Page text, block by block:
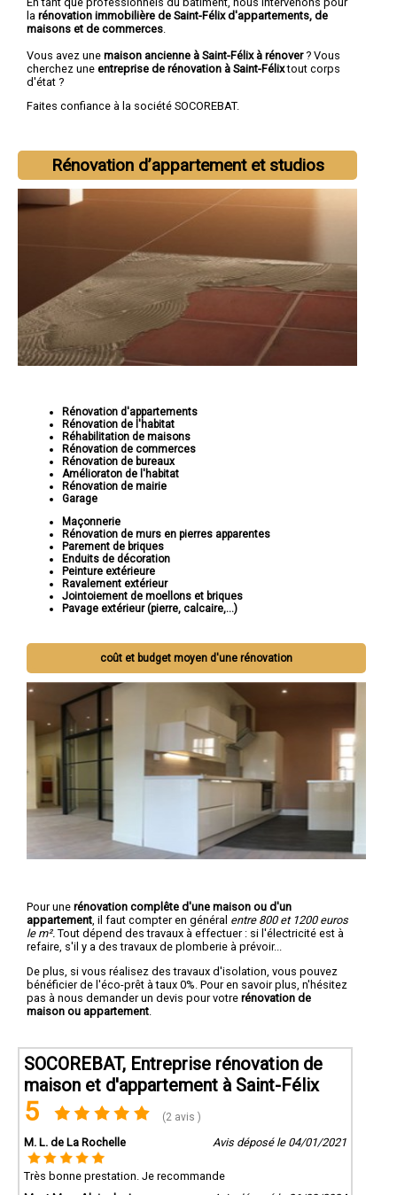
la rénovation immobilière de Saint-Félix d'appartements, de
maisons et de commerces
Vous avez une maison ancienne à Saint-Félix à rénover? Vous
cherchez une entreprise de rénovation à Saint-Félixtout corps
d'état ?
Faites confiance à la société SOCOREBAT.
Rénovation d’appartement et studios
Rénovation d'appartements
Rénovation de l'habitat
Réhabilitation de maisons
Rénovation de commerces
Rénovation de bureaux
Amélioraton de l'habitat
Rénovation de mairie
Garage
Maçonnerie
Rénovation de murs en pierres apparentes
Parement de briques
Enduits de décoration
Peinture extérieure
Ravalement extérieur
Jointoiement de moellons et briques
Pavage extérieur (pierre, calcaire,...)
coût et budget moyen d'une rénovation
Pour une rénovation complête d'une maison ou d'un
appartement , il faut compter en général entre 800 et 1200 euros
le m². Tout dépend des travaux à effectuer : si l'électricité est à
refaire, s'il y a des travaux de plomberie à prévoir...
De plus, si vous réalisez des travaux d'isolation, vous pouvez
bénéficier de l'éco-prêt à taux 0%. Pour en savoir plus, n'hésitez
pas à nous demander un devis pour votre rénovation de
maison ou appartement
SOCOREBAT, Entreprise rénovation de
maison et d'appartement à Saint-Félix
5 (2 avis )
M. L. de La Rochelle Avis déposé le 04/01/2021
Très bonne prestation. Je recommande